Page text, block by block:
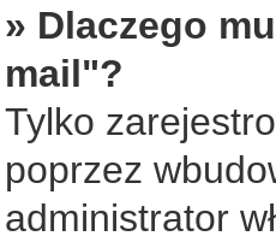
» Dlaczego
mail"?
Tylko
poprzez
administrator